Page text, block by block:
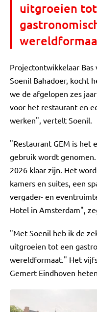
uitgroeien
Projectontwikkelaar Bas
Soenil Bahadoer, kocht
we de afgelopen zes
voor het restaurant en
werken", vertelt Soenil.
"Restaurant GEM is het
gebruik wordt
2026 klaar zijn. Het
kamers en suites, een
vergader- en
Hotel in Amsterdam",
"Met Soenil heb ik de
uitgroeien tot een
wereldformaat." Het
Gemert Eindhoven